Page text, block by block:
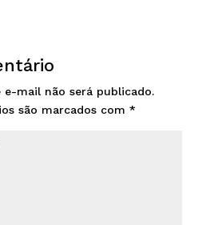
e-mail não será publicado.
são marcados com *